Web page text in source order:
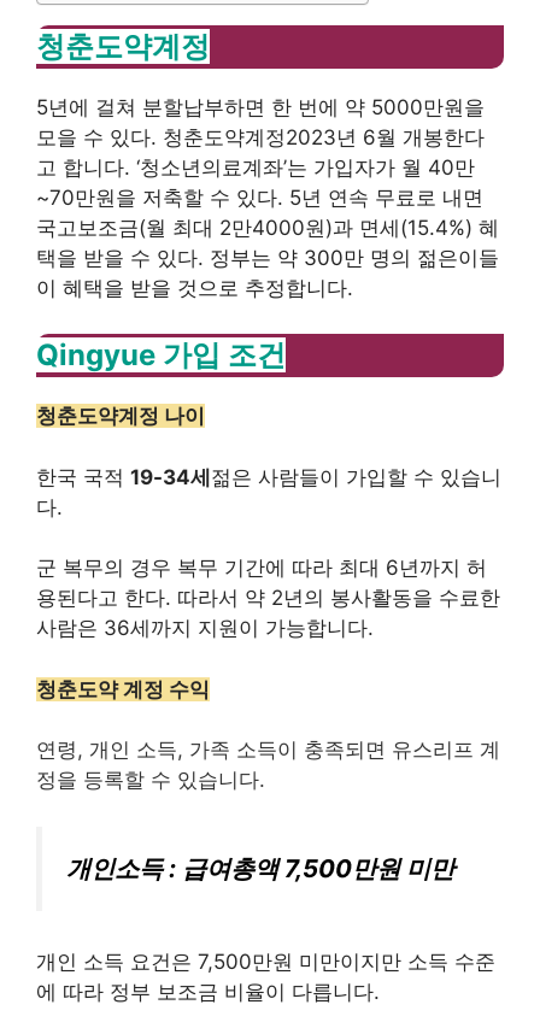
청춘도약계정
5년에 걸쳐 분할납부하면 한 번에 약 5000만원을
모을 수 있다. 청춘도약계정2023년 6월 개봉한다
고 합니다. ‘청소년의료계좌’는 가입자가 월 40만
~70만원을 저축할 수 있다. 5년 연속 무료로 내면
국고보조금(월 최대 2만4000원)과 면세(15.4%) 혜
택을 받을 수 있다. 정부는 약 300만 명의 젊은이들
이 혜택을 받을 것으로 추정합니다.
Qingyue 가입 조건
청춘도약계정 나이
한국 국적 19-34세젊은 사람들이 가입할 수 있습니
다.
군 복무의 경우 복무 기간에 따라 최대 6년까지 허
용된다고 한다. 따라서 약 2년의 봉사활동을 수료한
사람은 36세까지 지원이 가능합니다.
청춘도약 계정 수익
연령, 개인 소득, 가족 소득이 충족되면 유스리프 계
정을 등록할 수 있습니다.
개인소득 : 급여총액 7,500만원 미만
개인 소득 요건은 7,500만원 미만이지만 소득 수준
에 따라 정부 보조금 비율이 다릅니다.